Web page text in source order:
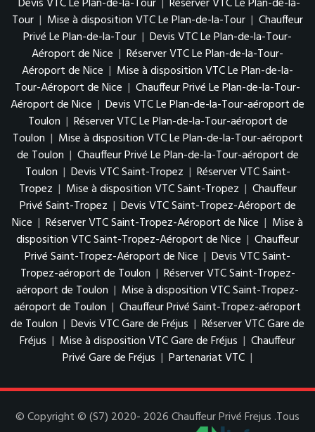
Tour | Mise à disposition VTC Le Plan-de-la-Tour | Chauffeur
Privé Le Plan-de-la-Tour | Devis VTC Le Plan-de-la-Tour-
Aéroport de Nice | Réserver VTC Le Plan-de-la-Tour-
Aéroport de Nice | Mise à disposition VTC Le Plan-de-la-
Tour-Aéroport de Nice | Chauffeur Privé Le Plan-de-la-Tour-
Aéroport de Nice | Devis VTC Le Plan-de-la-Tour-aéroport de
Toulon | Réserver VTC Le Plan-de-la-Tour-aéroport de
Toulon | Mise à disposition VTC Le Plan-de-la-Tour-aéroport
de Toulon | Chauffeur Privé Le Plan-de-la-Tour-aéroport de
Toulon | Devis VTC Saint-Tropez | Réserver VTC Saint-
Tropez | Mise à disposition VTC Saint-Tropez | Chauffeur
Privé Saint-Tropez | Devis VTC Saint-Tropez-Aéroport de
Nice | Réserver VTC Saint-Tropez-Aéroport de Nice | Mise à
disposition VTC Saint-Tropez-Aéroport de Nice | Chauffeur
Privé Saint-Tropez-Aéroport de Nice | Devis VTC Saint-
Tropez-aéroport de Toulon | Réserver VTC Saint-Tropez-
aéroport de Toulon | Mise à disposition VTC Saint-Tropez-
aéroport de Toulon | Chauffeur Privé Saint-Tropez-aéroport
de Toulon | Devis VTC Gare de Fréjus | Réserver VTC Gare de
Fréjus | Mise à disposition VTC Gare de Fréjus | Chauffeur
Privé Gare de Fréjus | Partenariat VTC |
© Copyright © (S7) 2020- 2026 Chauffeur Privé Frejus .Tous